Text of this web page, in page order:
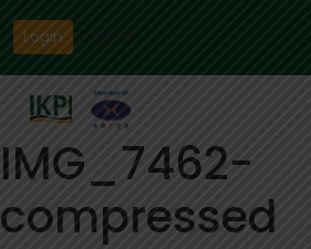
Login
IMG_7462-
compressed